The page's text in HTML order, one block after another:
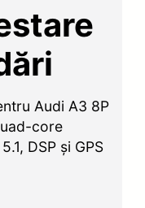
Audi A3 8P
core
DSP și GPS